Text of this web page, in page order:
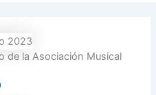
de la Asociación Musical